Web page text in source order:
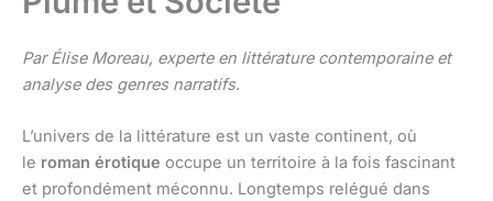
Par Élise Moreau, experte en littérature contemporaine et
analyse des genres narratifs.
L’univers de la littérature est un vaste continent, où
le roman érotique occupe un territoire à la fois fascinant
et profondément méconnu. Longtemps relégué dans